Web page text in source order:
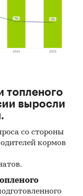
топленого
выросли
со стороны
кормов